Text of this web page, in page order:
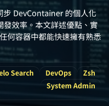
DevContainer 的個人化
效率。本文詳述優點、實
何容器中都能快速擁有熟悉
Search DevOps
Zsh
System Admin